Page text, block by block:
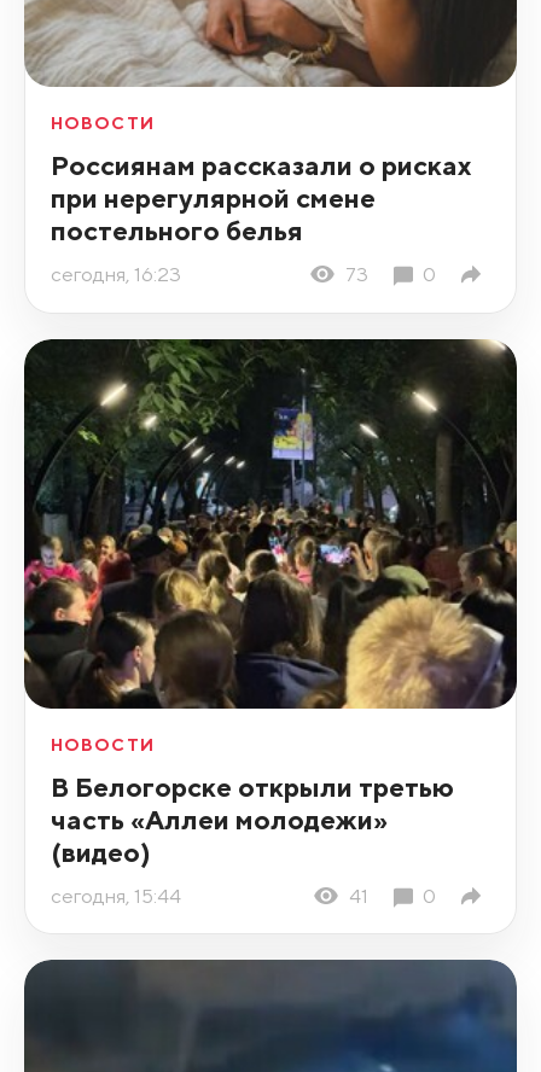
НОВОСТИ
Россиянам рассказали о рисках
при нерегулярной смене
постельного белья
сегодня, 16:23 73 0
НОВОСТИ
В Белогорске открыли третью
часть «Аллеи молодежи»
(видео)
сегодня, 15:44 41 0